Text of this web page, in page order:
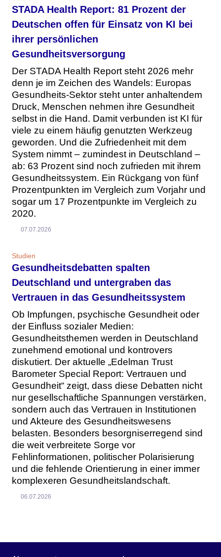
STADA Health Report: 81 Prozent der
Deutschen offen für Einsatz von KI bei
ihrer persönlichen
Gesundheitsversorgung
Der STADA Health Report steht 2026 mehr
denn je im Zeichen des Wandels: Europas
Gesundheits-Sektor steht unter anhaltendem
Druck, Menschen nehmen ihre Gesundheit
selbst in die Hand. Damit verbunden ist KI für
viele zu einem häufig genutzten Werkzeug
geworden. Und die Zufriedenheit mit dem
System nimmt – zumindest in Deutschland –
ab: 63 Prozent sind noch zufrieden mit ihrem
Gesundheitssystem. Ein Rückgang von fünf
Prozentpunkten im Vergleich zum Vorjahr und
sogar um 17 Prozentpunkte im Vergleich zu
2020.
07.07.2026
Studien
Gesundheitsdebatten spalten
Deutschland und untergraben das
Vertrauen in das Gesundheitssystem
Ob Impfungen, psychische Gesundheit oder
der Einfluss sozialer Medien:
Gesundheitsthemen werden in Deutschland
zunehmend emotional und kontrovers
diskutiert. Der aktuelle „Edelman Trust
Barometer Special Report: Vertrauen und
Gesundheit“ zeigt, dass diese Debatten nicht
nur gesellschaftliche Spannungen verstärken,
sondern auch das Vertrauen in Institutionen
und Akteure des Gesundheitswesens
belasten. Besonders besorgniserregend sind
die weit verbreitete Sorge vor
Fehlinformationen, politischer Polarisierung
und die fehlende Orientierung in einer immer
komplexeren Gesundheitslandschaft.
06.07.2026